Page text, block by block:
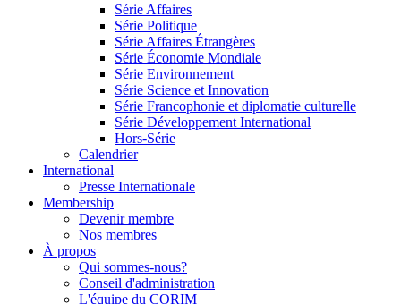
Série Affaires
Série Politique
Série Affaires Étrangères
Série Économie Mondiale
Série Environnement
Série Science et Innovation
Série Francophonie et diplomatie culturelle
Série Développement International
Hors-Série
Calendrier
International
Presse Internationale
Membership
Devenir membre
Nos membres
À propos
Qui sommes-nous?
Conseil d'administration
L'équipe du CORIM